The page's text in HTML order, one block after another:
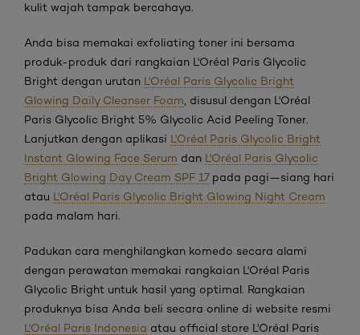
kulit wajah tampak bercahaya.
Anda bisa memakai exfoliating toner ini bersama
produk-produk dari rangkaian L'Oréal Paris Glycolic
Bright dengan urutan L'Oréal Paris Glycolic Bright
Glowing Daily Cleanser Foam , disusul dengan L'Oréal
Paris Glycolic Bright 5% Glycolic Acid Peeling Toner.
Lanjutkan dengan aplikasi L'Oréal Paris Glycolic Bright
Instant Glowing Face Serum dan L'Oréal Paris Glycolic
Bright Glowing Day Cream SPF 17pada pagi—siang hari
atau L'Oréal Paris Glycolic Bright Glowing Night Cream
pada malam hari.
Padukan cara menghilangkan komedo secara alami
dengan perawatan memakai rangkaian L'Oréal Paris
Glycolic Bright untuk hasil yang optimal. Rangkaian
produknya bisa Anda beli secara online di website resmi
L'Oréal Paris Indonesia atau official store L'Oréal Paris